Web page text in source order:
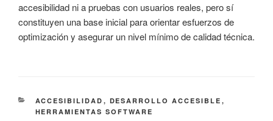
accesibilidad ni a pruebas con usuarios reales, pero sí
constituyen una base inicial para orientar esfuerzos de
optimización y asegurar un nivel mínimo de calidad técnica.
CATEGORÍAS
ACCESIBILIDAD , DESARROLLO ACCESIBLE ,
HERRAMIENTAS SOFTWARE